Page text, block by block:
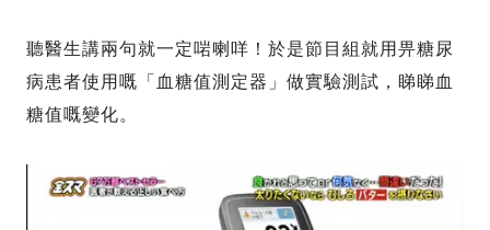
聽醫生講兩句就一定啱喇咩！於是節目組就用畀糖尿
病患者使用嘅「血糖值測定器」做實驗測試，睇睇血
糖值嘅變化。